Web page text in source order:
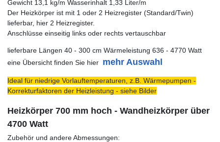
Gewicht 13,1 kg/m Wasserinhalt 1,33 Liter/m
Der Heizkörper ist mit 1 oder 2 Heizregister (Standard/Twin)
lieferbar, hier 2 Heizregister.
Anschlüsse einseitig links oder rechts vertauschbar
lieferbare Längen 40 - 300 cm Wärmeleistung 636 - 4770 Watt
eine Übersicht finden Sie hier mehr Auswahl
Ideal für niedrige Vorlauftemperaturen, z.B. Wärmepumpen -
Korrekturfaktoren der Heizleistung - siehe Bilder
Heizkörper 700 mm hoch - Wandheizkörper über
4700 Watt
Zubehör und andere Abmessungen: